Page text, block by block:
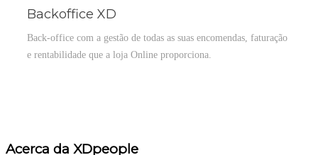
Backoffice XD
Back-office com a gestão de todas as suas encomendas, faturação
e rentabilidade que a loja Online proporciona.
Acerca da XDpeople